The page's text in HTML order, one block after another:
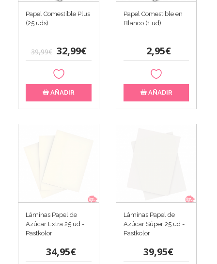
Papel Comestible Plus
(25 uds)
39,99€ 32,99€
AÑADIR
Papel Comestible en
Blanco (1 ud)
2,95€
AÑADIR
Láminas Papel de
Azúcar Extra 25 ud -
Pastkolor
34,95€
Láminas Papel de
Azúcar Súper 25 ud -
Pastkolor
39,95€